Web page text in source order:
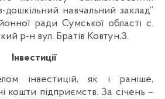
дошкільний навчальний заклад”
ради Сумської області с.
р-н вул. Братів Ковтун,3.
Інвестиції
інвестицій, як і раніше,
кошти підприємств. За січень –